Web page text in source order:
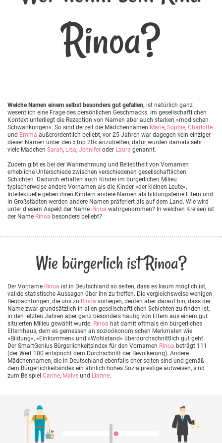
Rinoa?
Welche Namen einem selbst besonders gut gefallen, ist natürlich ganz
wesentlich eine Frage des persönlichen Geschmacks. Im gesellschaftlichen
Kontext unterliegt die Rezeption von Namen aber auch starken »modischen
Schwankungen«. So sind derzeit die Mädchennamen Marie, Sophie, Charlotte
und Emma außerordentlich beliebt, vor 25 Jahren war dagegen kein einziger
dieser Namen unter den »Top 20« anzutreffen, dafür wurden damals sehr
viele Mädchen Sarah, Lisa, Jennifer oder Laura genannt.
Zudem gibt es bei der Wahrnehmung und Beliebtheit von Vornamen
erhebliche Unterschiede zwischen verschiedenen gesellschaftlichen
Schichten. Dadurch erhalten auch Kinder im bürgerlichen Milieu
typischerweise andere Vornamen als die Kinder »der kleinen Leute«,
Intellektuelle geben ihren Kindern andere Namen als bildungsferne Eltern und
in Großstädten werden andere Namen präferiert als auf dem Land. Wie wird
unter diesem Aspekt der Name Rinoa wahrgenommen? In welchen Kreisen ist
der Name Rinoa besonders beliebt?
Wie bürgerlich ist Rinoa?
Der Vorname Rinoa ist in Deutschland so selten, dass es kaum möglich ist,
valide statistische Aussagen über ihn zu treffen. Die vergleichsweise wenigen
Beobachtungen, die uns zu Rinoa vorliegen, deuten aber darauf hin, dass der
Name zwar grundsätzlich in allen gesellschaftlichen Schichten zu finden ist,
in den letzten Jahren aber ganz besonders häufig von Eltern aus einem gut
situierten Milieu gewählt wurde. Rinoa hat damit oftmals ein bürgerliches
Elternhaus, dem es gemessen an sozioökonomischen Merkmalen wie
»Bildung«, »Einkommen« und »Wohlstand« überdurchschnittlich gut geht.
Der SmartGenius Bürgerlichkeitsindex für den Vornamen Rinoa beträgt 111
(der Wert 100 entspricht dem Durchschnitt der Bevölkerung). Andere
Mädchennamen, die in Deutschland ebenfalls eher selten sind und gemäß
dem Bürgerlichkeitsindex ein ähnlich hohes Sozialprestige aufweisen, sind
zum Beispiel Carine, Malve und Lianne.